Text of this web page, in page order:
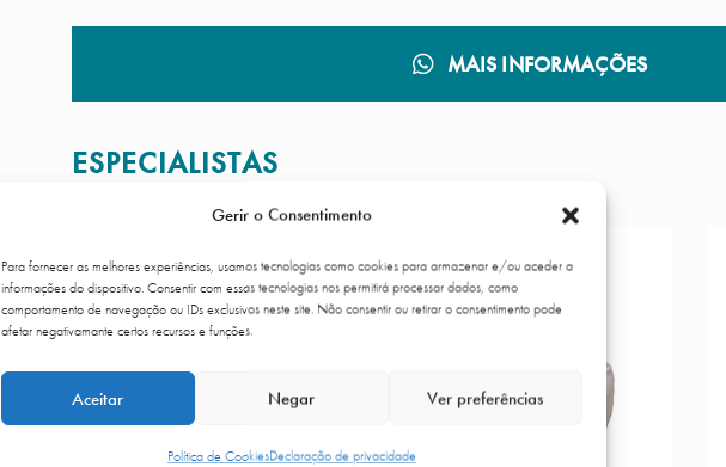
Gerir o Consentimento
Para fornecer as melhores experiências, usamos tecnologias como cookies para armazenar e/ou aceder a
informações do dispositivo. Consentir com essas tecnologias nos permitirá processar dados, como
comportamento de navegação ou IDs exclusivos neste site. Não consentir ou retirar o consentimento pode
afetar negativamante certos recursos e funções.
Aceitar Negar Ver preferências
Política de CookiesDeclaração de privacidade
MAIS INFORMAÇÕES
ESPECIALISTAS